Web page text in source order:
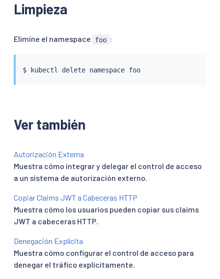
Limpieza
Elimine el namespace foo :
$ kubectl delete namespace foo
Ver también
Autorización Externa
Muestra cómo integrar y delegar el control de acceso
a un sistema de autorización externo.
Copiar Claims JWT a Cabeceras HTTP
Muestra cómo los usuarios pueden copiar sus claims
JWT a cabeceras HTTP.
Denegación Explícita
Muestra cómo configurar el control de acceso para
denegar el tráfico explícitamente.